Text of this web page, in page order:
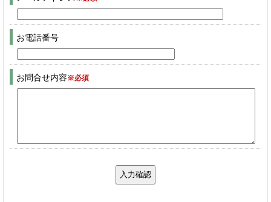
お電話番号
お問合せ内容※必須